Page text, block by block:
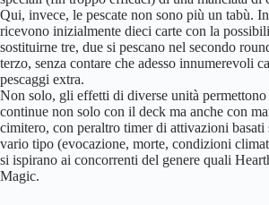
Qui, invece, le pescate non sono più un tabù.
ricevono inizialmente dieci carte con la
sostituirne tre, due si pescano nel secondo
terzo, senza contare che adesso innumerevoli
pescaggi extra.
Non solo, gli effetti di diverse unità
continue non solo con il deck ma anche con
cimitero, con peraltro timer di attivazioni basati
vario tipo (evocazione, morte, condizioni
si ispirano ai concorrenti del genere quali
Magic.